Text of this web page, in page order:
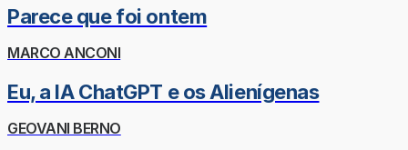
Parece que foi ontem
MARCO ANCONI
Eu, a IA ChatGPT e os Alienígenas
GEOVANI BERNO